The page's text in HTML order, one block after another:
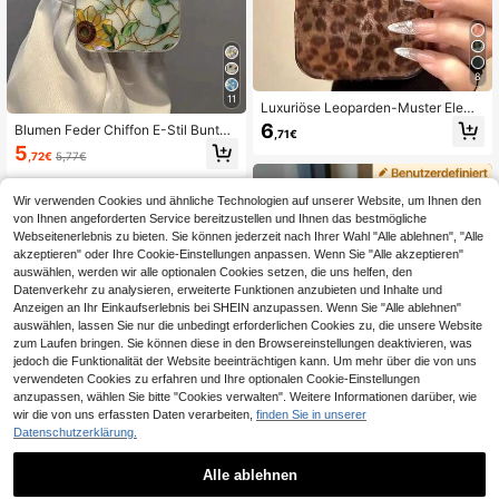
ahrestag
11
Blumen Feder Chiffon E-Stil Buntgl
as Sonnenblume bemalt Anti-Sturz
Handyhülle kompatibel mit iPhone 1
4, 14 Pro, 14 Pro Max, 13, 13 Pro, 1
o, 12 Pro Max, XR, XS, 15, 15 Pro, 15
Pro Max, 16, 16 Pro, 16 Pro Max, 17,
17 Pro, 17 Air, 17 Pro Max, S23, S24,
A04, A05, A14, A12, A15, A33, A53,
A32, A35, A34, 13, 13 Pro, 14, 14 Pr
o, 15, 15 Pro, Premium Anti-Sturz H
andyhülle
5 ,72€ 5,77€
8
Luxuriöse Leoparden-Muster Eleme
nt Mode Handyhülle Leoparden-Mu
ster Herbst Braun Glitzer Gletscher
7 Pro Max 17 Pro 17 16 Pro Max 16
Max 14 Pro 13 Pro Max 12 Pro Max
11 Modische stoß- und sturzsichere
Handyhülle als Frühlings-Geburtsta
gs-, Jahrestags- oder Partygesche
nk
6 ,71€
Wir verwenden Cookies und ähnliche Technologien auf unserer Website, um Ihnen den
von Ihnen angeforderten Service bereitzustellen und Ihnen das bestmögliche
Webseitenerlebnis zu bieten. Sie können jederzeit nach Ihrer Wahl "Alle ablehnen", "Alle
akzeptieren" oder Ihre Cookie-Einstellungen anpassen. Wenn Sie "Alle akzeptieren"
auswählen, werden wir alle optionalen Cookies setzen, die uns helfen, den
Datenverkehr zu analysieren, erweiterte Funktionen anzubieten und Inhalte und
Anzeigen an Ihr Einkaufserlebnis bei SHEIN anzupassen. Wenn Sie "Alle ablehnen"
auswählen, lassen Sie nur die unbedingt erforderlichen Cookies zu, die unsere Website
zum Laufen bringen. Sie können diese in den Browsereinstellungen deaktivieren, was
jedoch die Funktionalität der Website beeinträchtigen kann. Um mehr über die von uns
verwendeten Cookies zu erfahren und Ihre optionalen Cookie-Einstellungen
anzupassen, wählen Sie bitte "Cookies verwalten". Weitere Informationen darüber, wie
wir die von uns erfassten Daten verarbeiten, finden Sie in unserer
Datenschutzerklärung.
Alle ablehnen